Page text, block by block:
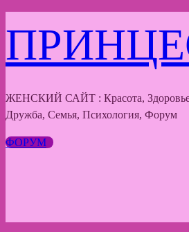
к
содержимому
ЖЕНСКИЙ САЙТ : Красота,
Дружба, Семья, Психология, Форум
ФОРУМ